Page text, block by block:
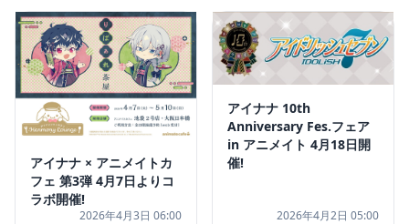
アイナナ × アニメイトカ
フェ 第3弾 4月7日よりコ
ラボ開催!
2026年4月3日 06:00
アイナナ 10th
Anniversary Fes.フェア
in アニメイト 4月18日開
催!
2026年4月2日 05:00